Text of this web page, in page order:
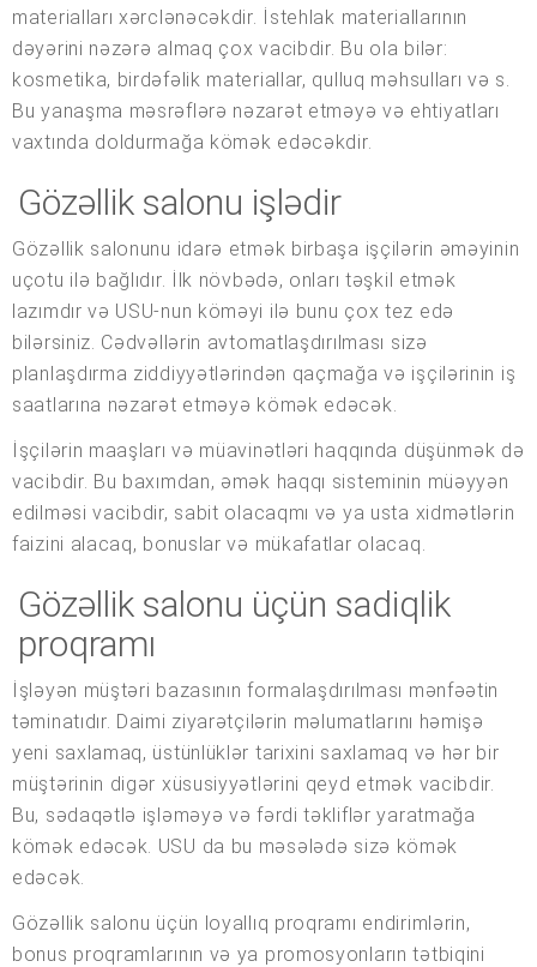
materialları xərclənəcəkdir. İstehlak materiallarının
dəyərini nəzərə almaq çox vacibdir. Bu ola bilər:
kosmetika, birdəfəlik materiallar, qulluq məhsulları və s.
Bu yanaşma məsrəflərə nəzarət etməyə və ehtiyatları
vaxtında doldurmağa kömək edəcəkdir.
Gözəllik salonu işlədir
Gözəllik salonunu idarə etmək birbaşa işçilərin əməyinin
uçotu ilə bağlıdır. İlk növbədə, onları təşkil etmək
lazımdır və USU-nun köməyi ilə bunu çox tez edə
bilərsiniz. Cədvəllərin avtomatlaşdırılması sizə
planlaşdırma ziddiyyətlərindən qaçmağa və işçilərinin iş
saatlarına nəzarət etməyə kömək edəcək.
İşçilərin maaşları və müavinətləri haqqında düşünmək də
vacibdir. Bu baxımdan, əmək haqqı sisteminin müəyyən
edilməsi vacibdir, sabit olacaqmı və ya usta xidmətlərin
faizini alacaq, bonuslar və mükafatlar olacaq.
Gözəllik salonu üçün sadiqlik
proqramı
İşləyən müştəri bazasının formalaşdırılması mənfəətin
təminatıdır. Daimi ziyarətçilərin məlumatlarını həmişə
yeni saxlamaq, üstünlüklər tarixini saxlamaq və hər bir
müştərinin digər xüsusiyyətlərini qeyd etmək vacibdir.
Bu, sədaqətlə işləməyə və fərdi təkliflər yaratmağa
kömək edəcək. USU da bu məsələdə sizə kömək
edəcək.
Gözəllik salonu üçün loyallıq proqramı endirimlərin,
bonus proqramlarının və ya promosyonların tətbiqini